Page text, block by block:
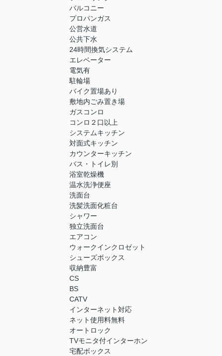
バルコニー
プロパンガス
公営水道
公共下水
24時間換気システム
エレベーター
電気有
駐輪場
バイク置場あり
敷地内ごみ置き場
ガスコンロ
コンロ２口以上
システムキッチン
対面式キッチン
カウンターキッチン
バス・トイレ別
浴室乾燥機
温水洗浄便座
洗面台
洗髪洗面化粧台
シャワー
独立洗面台
エアコン
ウォークインクロゼット
シューズボックス
収納豊富
CS
BS
CATV
インターネット対応
ネット使用料無料
オートロック
TVモニタ付インターホン
宅配ボックス